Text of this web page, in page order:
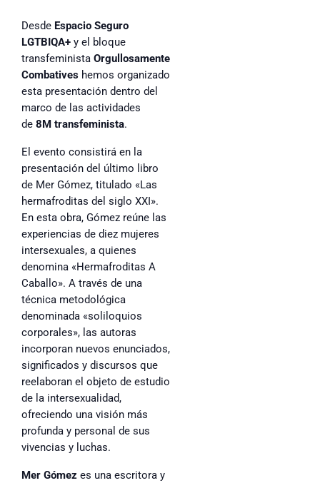
Desde Espacio Seguro
LGTBIQA+ y el bloque
transfeminista Orgullosamente
Combatives hemos organizado
esta presentación dentro del
marco de las actividades
de 8M transfeminista.
El evento consistirá en la
presentación del último libro
de Mer Gómez, titulado «Las
hermafroditas del siglo XXI».
En esta obra, Gómez reúne las
experiencias de diez mujeres
intersexuales, a quienes
denomina «Hermafroditas A
Caballo». A través de una
técnica metodológica
denominada «soliloquios
corporales», las autoras
incorporan nuevos enunciados,
significados y discursos que
reelaboran el objeto de estudio
de la intersexualidad,
ofreciendo una visión más
profunda y personal de sus
vivencias y luchas.
Mer Gómez es una escritora y